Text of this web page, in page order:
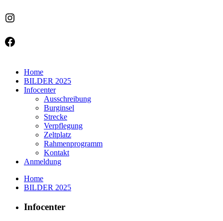
Instagram
Facebook
Home
BILDER 2025
Infocenter
Ausschreibung
Burginsel
Strecke
Verpflegung
Zeltplatz
Rahmenprogramm
Kontakt
Anmeldung
Home
BILDER 2025
Infocenter